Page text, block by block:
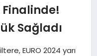
Finalinde!
Sağladı
EURO 2024 yarı